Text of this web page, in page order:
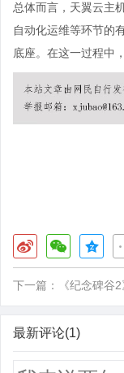
总体而言，天翼云主
自动化运维等环节的
底座。在这一过程中
下一篇： 《纪念碑谷
最新评论(1)